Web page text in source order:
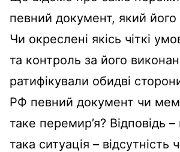
певний документ, який його
Чи окреслені якісь чіткі
та контроль за його
ратифікували обидві
РФ певний документ чи
таке перемир’я? Відповідь –
така ситуація – відсутність